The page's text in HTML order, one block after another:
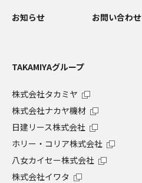
お知らせ お問い合わせ
TAKAMIYAグループ
株式会社タカミヤ
株式会社ナカヤ機材
日建リース株式会社
ホリー・コリア株式会社
八女カイセー株式会社
株式会社イワタ